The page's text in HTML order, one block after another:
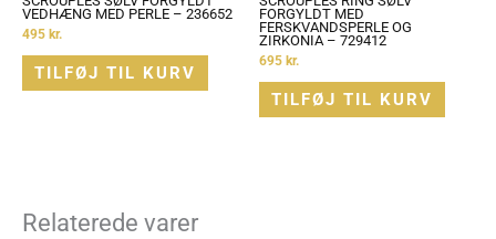
VEDHÆNG MED PERLE – 236652
495 kr.
TILFØJ TIL KURV
FORGYLDT MED
FERSKVANDSPERLE OG
ZIRKONIA – 729412
695 kr.
TILFØJ TIL KURV
Relaterede varer